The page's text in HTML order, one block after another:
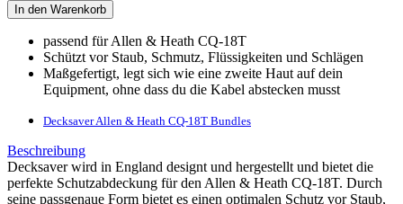
In den Warenkorb
passend für Allen & Heath CQ-18T
Schützt vor Staub, Schmutz, Flüssigkeiten und Schlägen
Maßgefertigt, legt sich wie eine zweite Haut auf dein
Equipment, ohne dass du die Kabel abstecken musst
Decksaver Allen & Heath CQ-18T Bundles
Beschreibung
Decksaver wird in England designt und hergestellt und bietet die
perfekte Schutzabdeckung für den Allen & Heath CQ-18T. Durch
seine passgenaue Form bietet es einen optimalen Schutz vor Staub,